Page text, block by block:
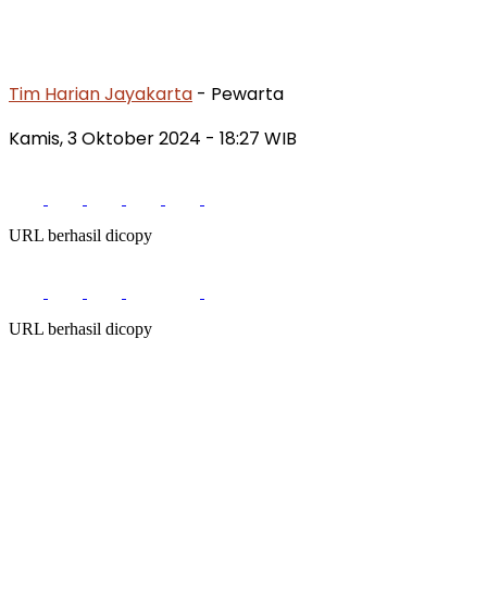
Tim Harian Jayakarta - Pewarta
Kamis, 3 Oktober 2024 - 18:27 WIB
URL berhasil dicopy
URL berhasil dicopy